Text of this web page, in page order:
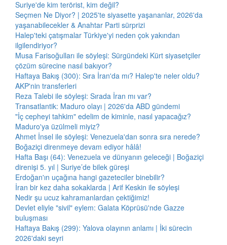
Suriye'de kim terörist, kim değil?
Seçmen Ne Diyor? | 2025'te siyasette yaşananlar, 2026'da
yaşanabilecekler & Anahtar Parti sürprizi
Halep'teki çatışmalar Türkiye'yi neden çok yakından
ilgilendiriyor?
Musa Farisoğulları ile söyleşi: Sürgündeki Kürt siyasetçiler
çözüm sürecine nasıl bakıyor?
Haftaya Bakış (300): Sıra İran'da mı? Halep'te neler oldu?
AKP'nin transferleri
Reza Talebi ile söyleşi: Sırada İran mı var?
Transatlantik: Maduro olayı | 2026'da ABD gündemi
"İç cepheyi tahkim" edelim de kiminle, nasıl yapacağız?
Maduro'ya üzülmeli miyiz?
Ahmet İnsel ile söyleşi: Venezuela'dan sonra sıra nerede?
Boğaziçi direnmeye devam ediyor hâlâ!
Hafta Başı (64): Venezuela ve dünyanın geleceği | Boğaziçi
direnişi 5. yıl | Suriye’de bilek güreşi
Erdoğan'ın uçağına hangi gazeteciler binebilir?
İran bir kez daha sokaklarda | Arif Keskin ile söyleşi
Nedir şu ucuz kahramanlardan çektiğimiz!
Devlet eliyle "sivil" eylem: Galata Köprüsü'nde Gazze
buluşması
Haftaya Bakış (299): Yalova olayının anlamı | İki sürecin
2026'daki seyri